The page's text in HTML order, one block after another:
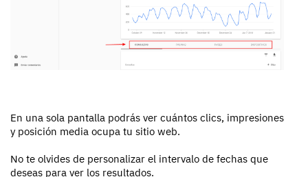
En una sola pantalla podrás ver cuántos clics, impresiones
y posición media ocupa tu sitio web.
No te olvides de personalizar el intervalo de fechas que
deseas para ver los resultados.